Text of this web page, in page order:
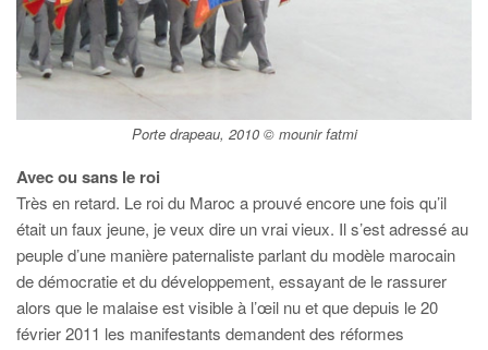
Porte drapeau, 2010 © mounir fatmi
Avec ou sans le roi
Très en retard. Le roi du Maroc a prouvé encore une fois qu’il
était un faux jeune, je veux dire un vrai vieux. Il s’est adressé au
peuple d’une manière paternaliste parlant du modèle marocain
de démocratie et du développement, essayant de le rassurer
alors que le malaise est visible à l’œil nu et que depuis le 20
février 2011 les manifestants demandent des réformes